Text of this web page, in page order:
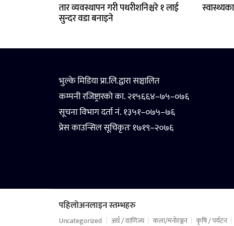
तार व्यवस्थापन गरी पथरीशनिश्चरे १ लाई
सुन्दर वडा बनाइने
भुल्के मिडिया प्रा.लि.द्वारा सञ्चालित
कम्पनी रजिष्ट्रारको का. २१५६६४–७५–०७६
सूचना विभाग दर्ता नं. १३५१–०७५–७६
प्रेस काउन्सिल सूचिकृतः १७१९–२०७६
पहिलोअनलाइन स्तम्भहरु
Uncategorized अर्थ / वाणिज्य कला/मनोरञ्जन कृषि / पर्यटन